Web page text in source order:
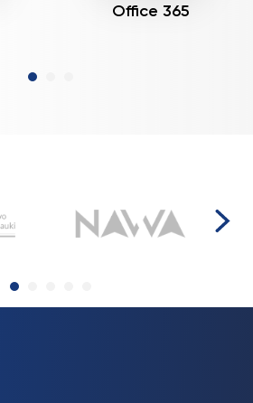
Office 365